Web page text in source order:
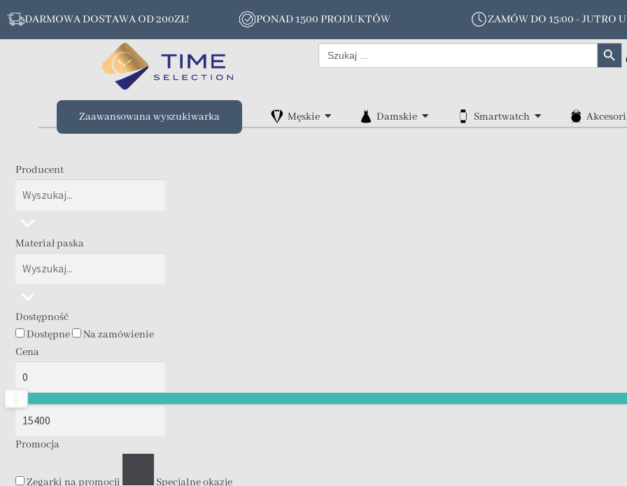
DARMOWA DOSTAWA OD 200ZŁ! PONAD 1500 PRODUKTÓW ZAMÓW DO 15:00 - JUTRO
Search
for:
Search
Zaawansowana wyszukiwarka Męskie Damskie Smartwatch
Producent
Materiał paska
Dostępność
Dostępne
Na zamówienie
Cena
Promocja
Zegarki na promocji Specjalne okazje